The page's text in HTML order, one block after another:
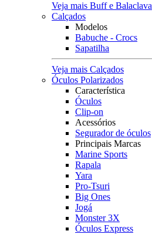
Veja mais Buff e Balaclava
Calçados
Modelos
Babuche - Crocs
Sapatilha
Veja mais Calçados
Óculos Polarizados
Característica
Óculos
Clip-on
Acessórios
Segurador de óculos
Principais Marcas
Marine Sports
Rapala
Yara
Pro-Tsuri
Big Ones
Jogá
Monster 3X
Óculos Express